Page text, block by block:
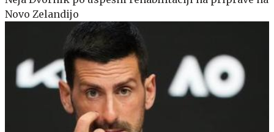
Novo Zelandijo